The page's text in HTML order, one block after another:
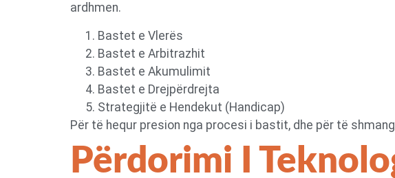
ardhmen.
Bastet e Vlerës
Bastet e Arbitrazhit
Bastet e Akumulimit
Bastet e Drejpërdrejta
Strategjitë e Hendekut (Handicap)
Për të hequr presion nga procesi i bastit, dhe për të
Përdorimi I